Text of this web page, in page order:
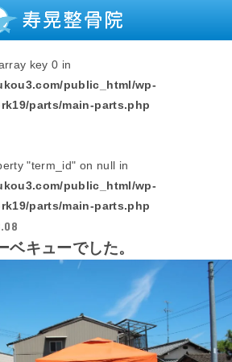
key 0 in
public_html/wp-
parts/main-parts.php
"term_id" on null in
public_html/wp-
parts/main-parts.php
ベキューでした。